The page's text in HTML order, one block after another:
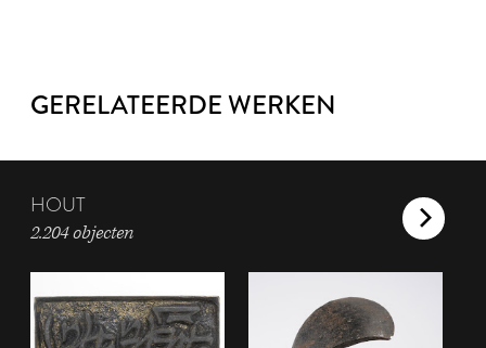
GERELATEERDE WERKEN
HOUT
2.204 objecten